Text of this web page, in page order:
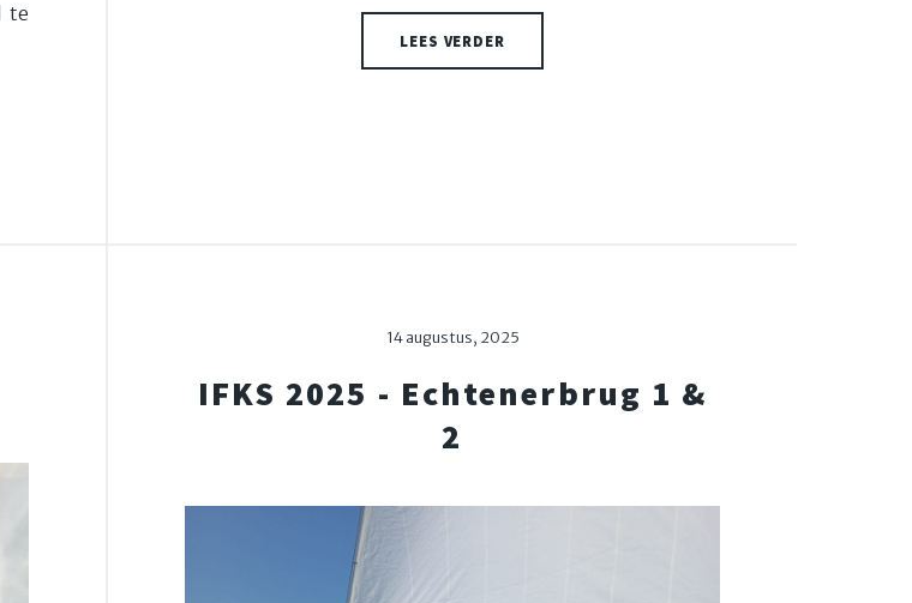
te
LEES VERDER
14 augustus, 2025
IFKS 2025 - Echtenerbrug 1 &
2